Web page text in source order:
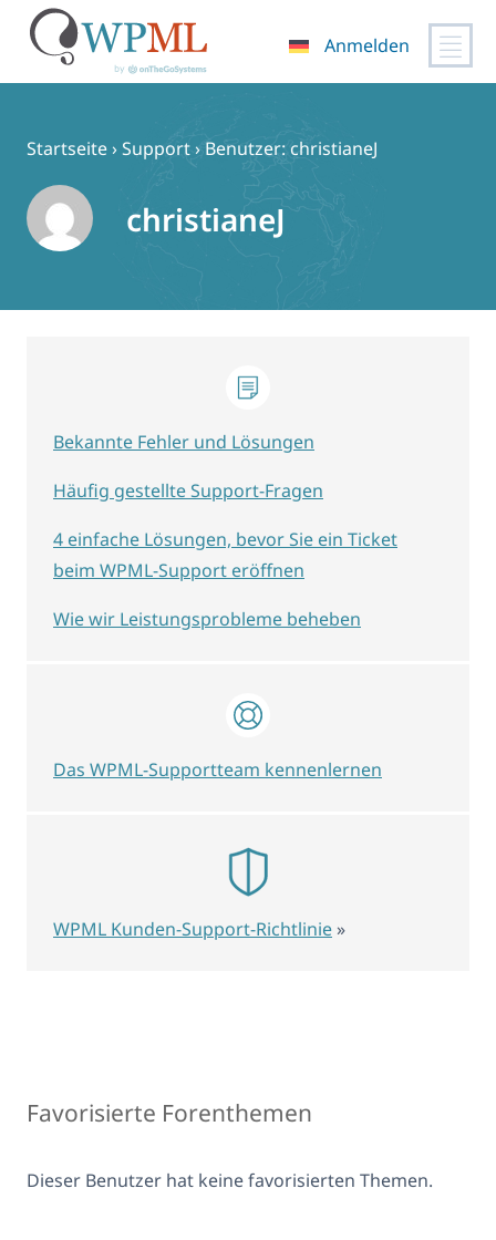
springen
Anmelden
Startseite›Support› Benutzer: christianeJ
christianeJ
Favorisierte Forenthemen
Dieser Benutzer hat keine favorisierten Themen.
Bekannte Fehler und Lösungen
Häufig gestellte Support-Fragen
4 einfache Lösungen, bevor Sie ein Ticket
beim WPML-Support eröffnen
Wie wir Leistungsprobleme beheben
Das WPML-Supportteam kennenlernen
WPML Kunden-Support-Richtlinie »